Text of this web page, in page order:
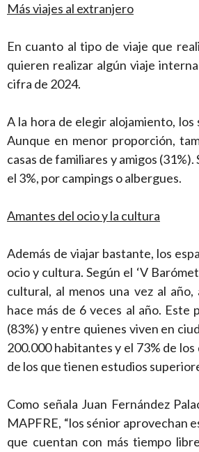
Más viajes al extranjero
En cuanto al tipo de viaje que
quieren realizar algún viaje
cifra de 2024.
A la hora de elegir alojamiento,
Aunque en menor proporción,
casas de familiares y amigos
el 3%, por campings o albergues.
Amantes del ocio y la cultura
Además de viajar bastante, los
ocio y cultura. Según el ‘V
cultural, al menos una vez al
hace más de 6 veces al año.
(83%) y entre quienes viven en
200.000 habitantes y el 73% de
de los que tienen estudios
Como señala Juan Fernández
MAPFRE, “los sénior aprovechan
que cuentan con más tiempo